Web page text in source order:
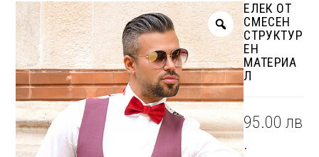
ЕЛЕК ОТ
СМЕСЕН
СТРУКТУР
ЕН
МАТЕРИА
Л
95.00лв
.